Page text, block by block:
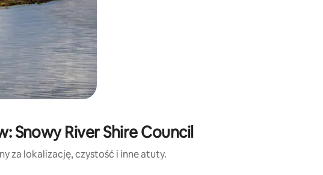
Snowy River Shire Council
za lokalizację, czystość i inne atuty.